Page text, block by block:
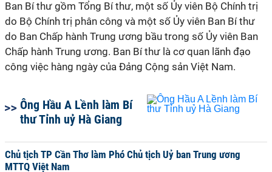
Ban Bí thư gồm Tổng Bí thư, một số Ủy viên Bộ Chính trị
do Bộ Chính trị phân công và một số Ủy viên Ban Bí thư
do Ban Chấp hành Trung ương bầu trong số Ủy viên Ban
Chấp hành Trung ương. Ban Bí thư là cơ quan lãnh đạo
công việc hàng ngày của Đảng Cộng sản Việt Nam.
Ông Hầu A Lềnh làm Bí
thư Tỉnh uỷ Hà Giang
Chủ tịch TP Cần Thơ làm Phó Chủ tịch Uỷ ban Trung ương
MTTQ Việt Nam